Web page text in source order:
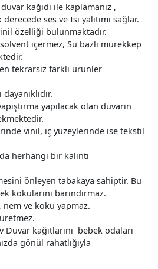
kağıdı ile kaplamanız ,
ses ve Isı yalıtımı sağlar.
özelliği bulunmaktadır.
içermez, Su bazlı mürekkep
tekrarsız farklı ürünler
yapılacak olan duvarın
vinil, iç yüzeylerinde ise tekstil
herhangi bir kalıntı
önleyen tabakaya sahiptir. Bu
kokularını barındırmaz.
nem ve koku yapmaz.
kağıtlarını bebek odaları
gönül rahatlığıyla